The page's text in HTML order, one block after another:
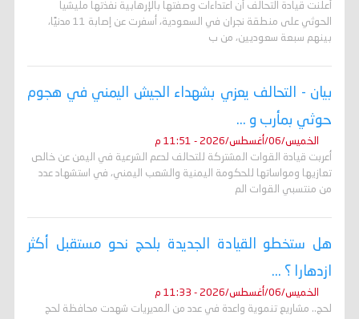
أعلنت قيادة التحالف أن اعتداءات وصفتها بالإرهابية نفذتها مليشيا
الحوثي على منطقة نجران في السعودية، أسفرت عن إصابة 11 مدنيًا،
بينهم سبعة سعوديين، من ب
بيان - التحالف يعزي بشهداء الجيش اليمني في هجوم
حوثي بمأرب و ...
الخميس/06/أغسطس/2026 - 11:51 م
أعربت قيادة القوات المشتركة للتحالف لدعم الشرعية في اليمن عن خالص
تعازيها ومواساتها للحكومة اليمنية والشعب اليمني، في استشهاد عدد
من منتسبي القوات الم
هل ستخطو القيادة الجديدة بلحج نحو مستقبل أكثر
ازدهارا ؟ ...
الخميس/06/أغسطس/2026 - 11:33 م
لحج.. مشاريع تنموية واعدة في عدد من المديريات شهدت محافظة لحج